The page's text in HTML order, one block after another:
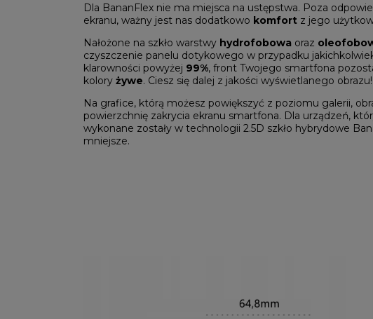
Dla BananFlex nie ma miejsca na ustępstwa. Poza
ekranu, ważny jest nas dodatkowo komfort z jego
Nałożone na szkło warstwy hydrofobowa oraz
czyszczenie panelu dotykowego w przypadku
klarowności powyżej 99%, front Twojego smartfona
kolory żywe. Ciesz się dalej z jakości wyświetlanego obrazu!
Na grafice, którą możesz powiększyć z poziomu galerii,
powierzchnię zakrycia ekranu smartfona. Dla urządzeń,
wykonane zostały w technologii 2.5D szkło hybrydowe
mniejsze.